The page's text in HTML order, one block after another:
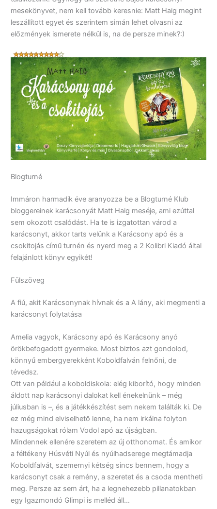
mesekönyvet, nem kell tovább keresnie: Matt Haig megint
leszállított egyet és szerintem simán lehet olvasni az
előzmények ismerete nélkül is, na de persze minek?:)
Blogturné
Immáron harmadik éve aranyozza be a Blogturné Klub
bloggereinek karácsonyát Matt Haig meséje, ami ezúttal
sem okozott csalódást. Ha te is izgatottan várod a
karácsonyt, akkor tarts velünk a Karácsony apó és a
csokitojás című turnén és nyerd meg a 2 Kolibri Kiadó által
felajánlott könyv egyikét!
Fülszöveg
A fiú, akit Karácsonynak hívnak és a A lány, aki megmenti a
karácsonyt folytatása
Amelia vagyok, Karácsony apó és Karácsony anyó
örökbefogadott gyermeke. Most biztos azt gondolod,
könnyű embergyerekként Koboldfalván felnőni, de
tévedsz.
Ott van például a koboldiskola: elég kiborító, hogy minden
áldott nap karácsonyi dalokat kell énekelnünk – még
júliusban is –, és a játékkészítést sem nekem találták ki. De
ez még mind elviselhető lenne, ha nem irkálna folyton
hazugságokat rólam Vodol apó az újságban.
Mindennek ellenére szeretem az új otthonomat. És amikor
a féltékeny Húsvéti Nyúl és nyúlhadserege megtámadja
Koboldfalvát, szemernyi kétség sincs bennem, hogy a
karácsonyt csak a remény, a szeretet és a csoda mentheti
meg. Persze az sem árt, ha a legnehezebb pillanatokban
egy Igazmondó Glimpi is melléd áll…